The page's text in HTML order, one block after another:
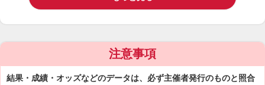
注意事項
結果・成績・オッズなどのデータは、必ず主催者発行のものと照合